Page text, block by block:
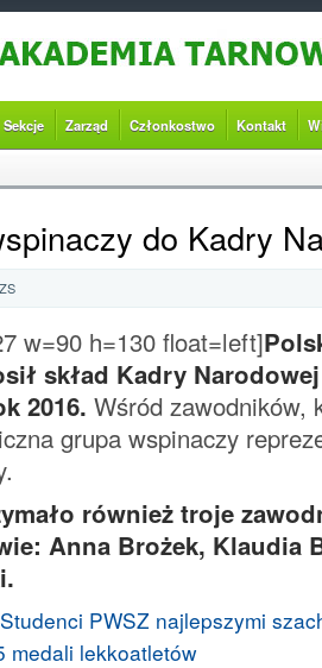
Sekcje Zarząd Członkostwo Kontakt
do Kadry
w=90 h=130 float=left]
skład Kadry
2016. Wśród zawodników,
grupa wspinaczy
również troje
Anna Brożek, Klaudia
Studenci PWSZ najlepszymi
medali lekkoatletów